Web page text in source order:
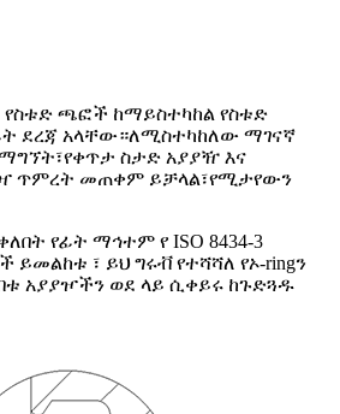
የስቱድ ጫፎች ከማይስተካከል የስቱድ
ደረጃ አላቸው።ለሚስተካከለው ማገናኛ
ስታድ አያያዥ እና
ጥምረት መጠቀም ይቻላል፣የሚታየውን
የፊት ማኅተም የ ISO 8434-3
ይመልከቱ ፣ ይህ ግሩቭ የተሻሻለ የኦ-ringን
አያያዦችን ወደ ላይ ሲቀይሩ ከጉድጓዱ